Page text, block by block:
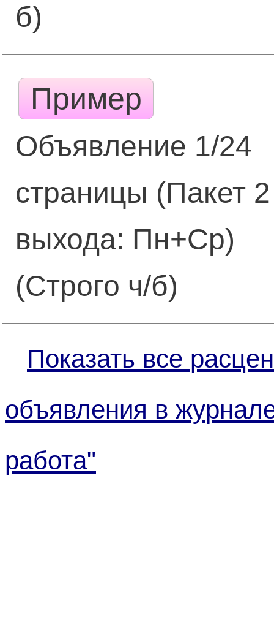
б)
Пример
Объявление 1/24
страницы (Пакет 2
выхода: Пн+Ср)
(Строго ч/б)
Показать все
объявления в
работа"